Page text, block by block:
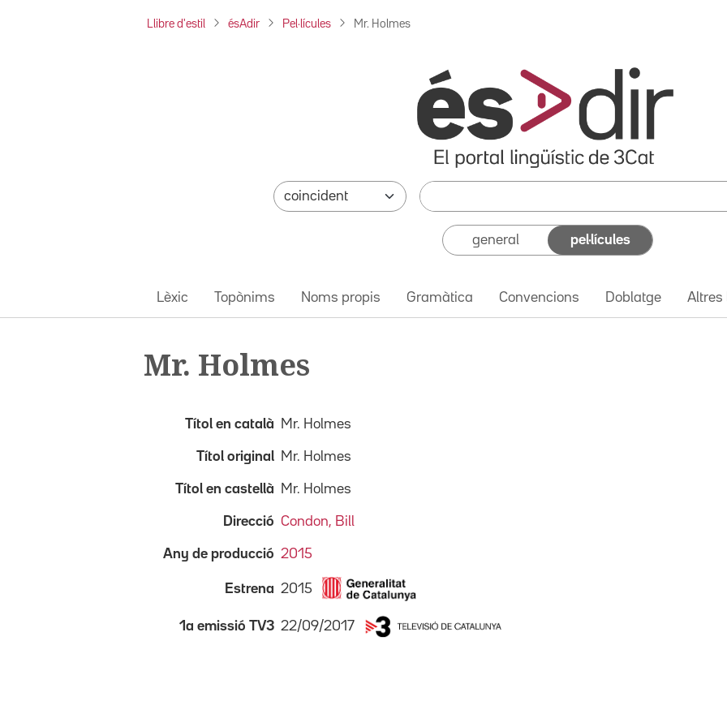
Llibre d'estil ésAdir Pel·lícules Mr. Holmes
general pel·lícules
Lèxic Topònims Noms propis Gramàtica Convencions Doblatge Altres
Mr. Holmes
Títol en català Mr. Holmes
Títol original Mr. Holmes
Títol en castellà Mr. Holmes
Direcció Condon, Bill
Any de producció 2015
Estrena 2015
1a emissió TV3 22/09/2017